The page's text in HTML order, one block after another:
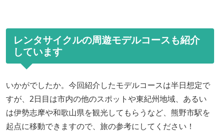
レンタサイクルの周遊モデルコースも紹介
しています
いかがでしたか。今回紹介したモデルコースは半日想定で
すが、2日目は市内の他のスポットや東紀州地域、あるい
は伊勢志摩や和歌山県を観光してもらうなど、熊野市駅を
起点に移動できますので、旅の参考にしてください！